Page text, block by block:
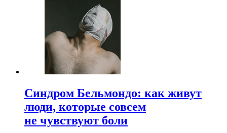
Синдром Бельмондо: как живут
люди, которые совсем
не чувствуют боли